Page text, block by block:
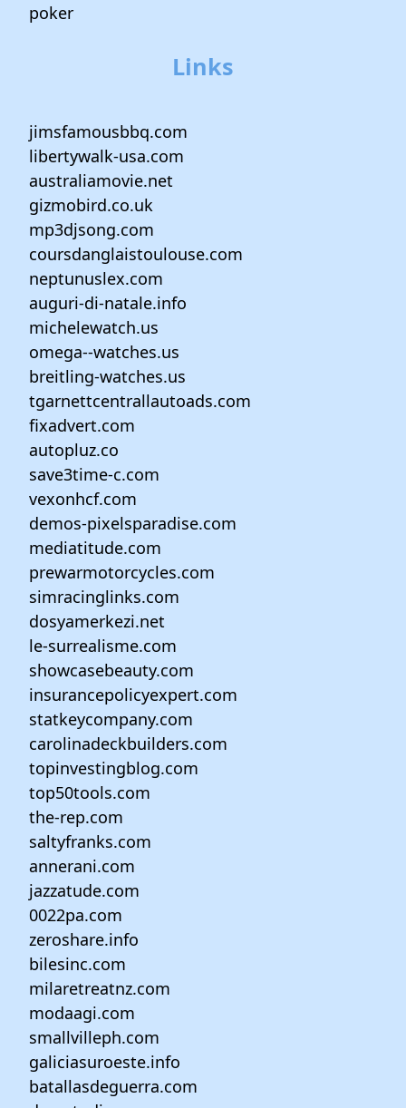
poker
Links
jimsfamousbbq.com
libertywalk-usa.com
australiamovie.net
gizmobird.co.uk
mp3djsong.com
coursdanglaistoulouse.com
neptunuslex.com
auguri-di-natale.info
michelewatch.us
omega--watches.us
breitling-watches.us
tgarnettcentrallautoads.com
fixadvert.com
autopluz.co
save3time-c.com
vexonhcf.com
demos-pixelsparadise.com
mediatitude.com
prewarmotorcycles.com
simracinglinks.com
dosyamerkezi.net
le-surrealisme.com
showcasebeauty.com
insurancepolicyexpert.com
statkeycompany.com
carolinadeckbuilders.com
topinvestingblog.com
top50tools.com
the-rep.com
saltyfranks.com
annerani.com
jazzatude.com
0022pa.com
zeroshare.info
bilesinc.com
milaretreatnz.com
modaagi.com
smallvilleph.com
galiciasuroeste.info
batallasdeguerra.com